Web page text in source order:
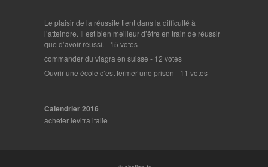
Le plaisir de la réussite tient dans la difficulté à
l’atteindre. Il est bien meilleur d’être en train de réussir
que d’avoir réussi. - 15 votes
commander du viagra en suisse - 12 votes
Ouvrir une école c’est fermer une prison - 11 votes
Calendrier 2016
acheter levitra italie